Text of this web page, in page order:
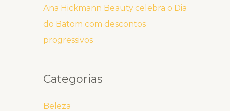
Ana Hickmann Beauty celebra o Dia
do Batom com descontos
progressivos
Categorias
Beleza